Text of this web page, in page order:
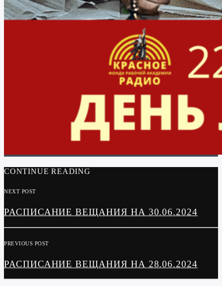
CONTINUE READING
NEXT POST
РАСПИСАНИЕ ВЕЩАНИЯ НА 30.06.2024
PREVIOUS POST
РАСПИСАНИЕ ВЕЩАНИЯ НА 28.06.2024